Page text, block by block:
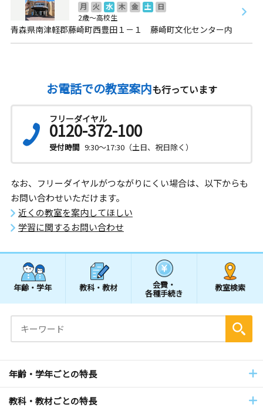
月 火 水 木 金 土
日
2歳～高校生
青森県南津軽郡藤崎町西豊田１－１ 藤崎町文化センター内
お電話での教室案内も行っています
フリーダイヤル
0120-372-100
受付時間 9:30～17:30（土日、祝日除く）
なお、フリーダイヤルがつながりにくい場合は、以下からも
お問い合わせいただけます。
近くの教室を案内してほしい
学習に関するお問い合わせ
年齢・学年 教科・教材 会費・
各種手続き
教室検索
年齢・学年ごとの特長
教科・教材ごとの特長